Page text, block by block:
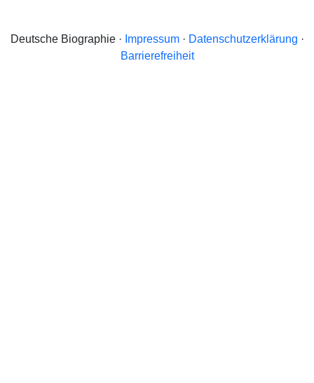
Deutsche Biographie · Impressum· Datenschutzerklärung ·
Barrierefreiheit